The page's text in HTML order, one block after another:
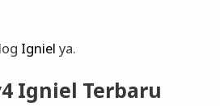
Igniel ya.
Igniel Terbaru